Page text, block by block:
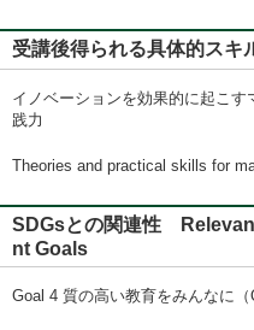
受講後得られる具体的ス
イノベーションを効果的に起こ
践力
Theories and practical skills for
SDGsとの関連性
nt Goals
Goal 4 質の高い教育をみんなに（